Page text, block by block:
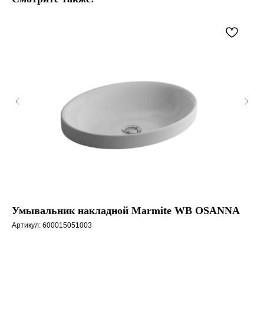
Умывальник накладной Marmite WB OSANNA
Артикул: 600015051003